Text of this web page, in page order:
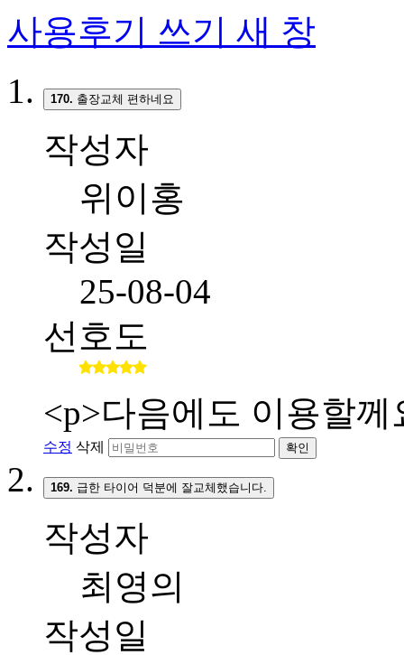
사용후기 쓰기 새 창
170. 출장교체 편하네요
작성자
위이홍
작성일
25-08-04
선호도
<p>다음에도 이용할께
수정 삭제 확인
169. 급한 타이어 덕분에 잘교체했습니다.
작성자
최영의
작성일